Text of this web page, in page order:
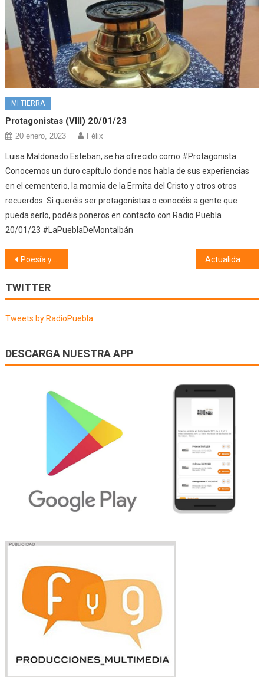
MI TIERRA
Protagonistas (VIII) 20/01/23
20 enero, 2023 Félix
Luisa Maldonado Esteban, se ha ofrecido como #Protagonista
Conocemos un duro capítulo donde nos habla de sus experiencias
en el cementerio, la momia de la Ermita del Cristo y otros otros
recuerdos. Si queréis ser protagonistas o conocéis a gente que
pueda serlo, podéis poneros en contacto con Radio Puebla
20/01/23 #LaPueblaDeMontalbán
Navegación
de
entradas
Poesía y mucho + (12/03/24) Actualidad taurina (12/03/24)
TWITTER
Tweets by RadioPuebla
DESCARGA NUESTRA APP